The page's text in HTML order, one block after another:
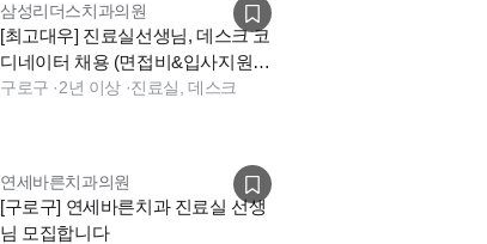
삼성리더스치과의원
[최고대우] 진료실선생님, 데스크 코
디네이터 채용 (면접비&입사지원금,
탄력근무)
구로구 ·2년 이상 ·진료실, 데스크
연세바른치과의원
[구로구] 연세바른치과 진료실 선생
님 모집합니다